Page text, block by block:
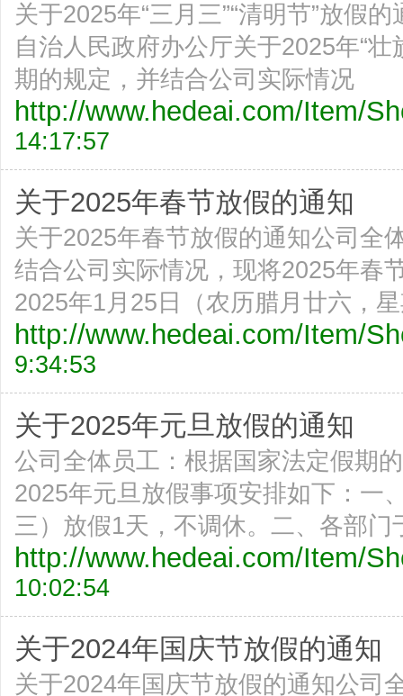
关于2025年“三月三”“清明节”放假
自治人民政府办公厅关于2025年“
期的规定，并结合公司实际情况
http://www.hedeai.com/Item/
14:17:57
关于2025年春节放假的通知
关于2025年春节放假的通知公司全
结合公司实际情况，现将2025年春
2025年1月25日（农历腊月廿六，
http://www.hedeai.com/Item/
9:34:53
关于2025年元旦放假的通知
公司全体员工：根据国家法定假期
2025年元旦放假事项安排如下：一
三）放假1天，不调休。二、各部门
http://www.hedeai.com/Item/
10:02:54
关于2024年国庆节放假的通知
关于2024年国庆节放假的通知公司